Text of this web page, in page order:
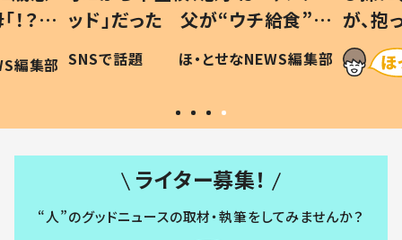
？」
編集部
ッド」だった 父が“ウチ給食”を
作り続ける理由とは #令和の親
#令和の子
SNSで話題 ほ・とせなNEWS編集部
が、
「涙が
い」
ライター募集！
“人”のグッドニュースの取材・執筆をしてみませんか？